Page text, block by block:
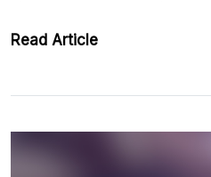
Read Article